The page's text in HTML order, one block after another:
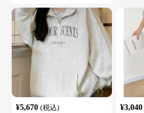
¥5,670 (税込) ¥3,040